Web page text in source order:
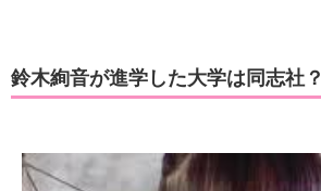
鈴木絢音が進学した大学は同志社？